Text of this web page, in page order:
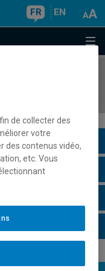
FR EN
de collecter des
votre
des contenus vidéo,
etc. Vous